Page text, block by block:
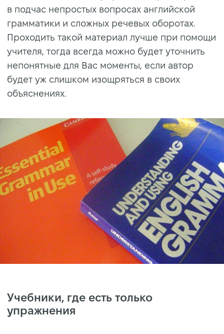
в подчас непростых вопросах английской
грамматики и сложных речевых оборотах.
Проходить такой материал лучше при помощи
учителя, тогда всегда можно будет уточнить
непонятные для Вас моменты, если автор
будет уж слишком изощряться в своих
объяснениях.
Учебники, где есть только
упражнения